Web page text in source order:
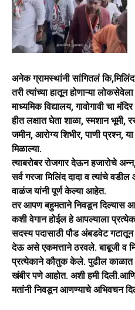
अनेक ग्रामस्थांनी सांगितलं
तरी त्यांच्या हातून होणाऱ्या
माध्यमिक विद्यालय, गावोगावी चा
हीत लक्षात घेता शाळा, स्मशान भूमी,
जमीन, आरोग्य शिभीर, पाणी प्रश्न,
मिळाल्या.
त्याबरोबर रोजगार देऊन हजारोचे
सर्व गरजा मिलिंद दादा व त्यांचे
वाळंज यांनी पूर्ण केल्या आहेत.
तर आपण बहुमताने निवडून दिल्यास
कशी वेगान होईल हे आपल्याला
सदस्य पदासाठी पौड अंबडवेट गटातून
देऊ असे एकमत्ताने ठरवले.बाबूजी व
प्रत्येकाने कौतुक केले. पुढील काळात
खंबीर पणे आहोत. अशी हमी
मतांनी निवडून आणण्याचे अभिवचन